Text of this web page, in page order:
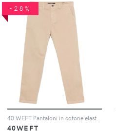
-28%
40WEFT